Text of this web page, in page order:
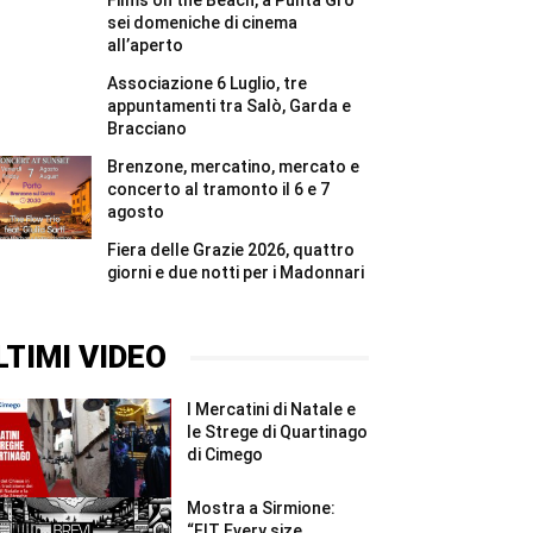
#Shorts
bunker
#Shorts
sei domeniche di cinema
all’aperto
Associazione 6 Luglio, tre
appuntamenti tra Salò, Garda e
Bracciano
Brenzone, mercatino, mercato e
concerto al tramonto il 6 e 7
agosto
Fiera delle Grazie 2026, quattro
giorni e due notti per i Madonnari
VIDEO
I Mercatini di Natale e
le Strege di Quartinago
di Cimego
Mostra a Sirmione: